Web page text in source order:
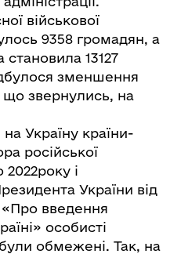
військової
9358 громадян, а
становила 13127
зменшення
що звернулись, на
Україну країни-
російської
і
України від
введення
особисті
обмежені. Так, на